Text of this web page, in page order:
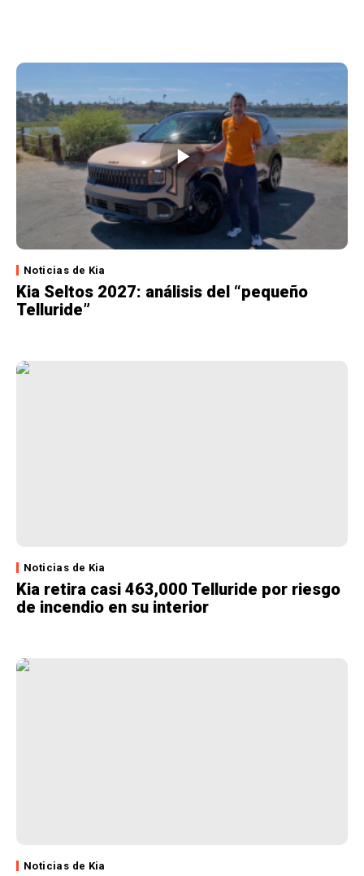
Noticias de Kia
Kia Seltos 2027: análisis del “pequeño
Telluride”
Noticias de Kia
Kia retira casi 463,000 Telluride por riesgo
de incendio en su interior
Noticias de Kia